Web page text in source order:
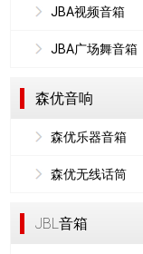
JBA视频音箱
JBA广场舞音箱
森优音响
森优乐器音箱
森优无线话筒
JBL音箱